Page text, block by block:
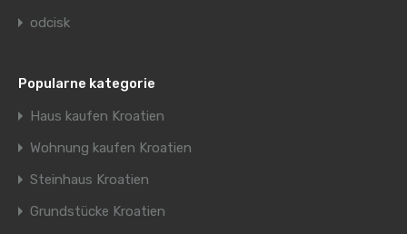
odcisk
Popularne kategorie
Haus kaufen Kroatien
Wohnung kaufen Kroatien
Steinhaus Kroatien
Grundstücke Kroatien